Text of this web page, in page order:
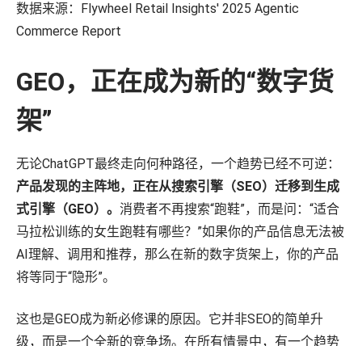
数据来源：Flywheel Retail Insights' 2025 Agentic
Commerce Report
GEO，正在成为新的“数字货
架”
无论ChatGPT最终走向何种路径，一个趋势已经不可逆：
产品发现的主阵地，正在从搜索引擎（SEO）迁移到生成
式引擎（GEO）。 消费者不再搜索“跑鞋”，而是问：“适合
马拉松训练的女生跑鞋有哪些？”如果你的产品信息无法被
AI理解、调用和推荐，那么在新的数字货架上，你的产品
将等同于“隐形”。
这也是GEO成为新必修课的原因。它并非SEO的简单升
级，而是一个全新的竞争场。在所有情景中，有一个趋势